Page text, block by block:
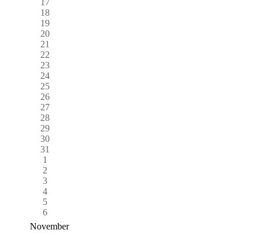
18
19
20
21
22
23
24
25
26
27
28
29
30
31
1
2
3
4
5
6
November